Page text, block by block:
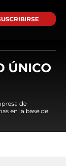
ÚNICO
de
en la base de